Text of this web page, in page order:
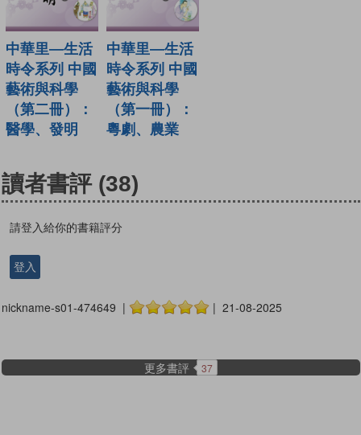
中華里—生活
時令系列 中國
藝術與科學
（第二冊）：
醫學、發明
中華里—生活
時令系列 中國
藝術與科學
（第一冊）：
粵劇、農業
讀者書評 (38)
請登入給你的書籍評分
登入
nickname-s01-474649 | | 21-08-2025
更多書評 37